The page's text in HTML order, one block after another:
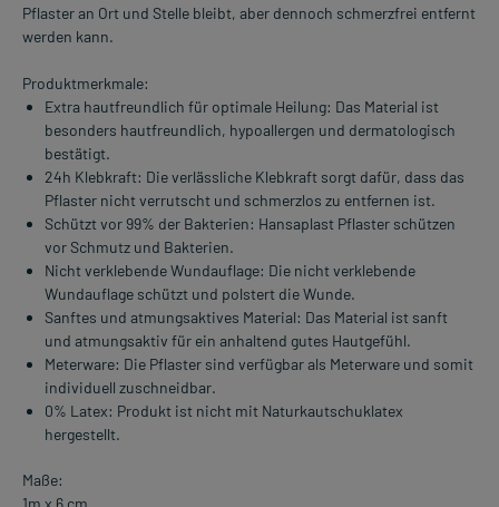
Pflaster an Ort und Stelle bleibt, aber dennoch schmerzfrei entfernt
werden kann.
Produktmerkmale:
Extra hautfreundlich für optimale Heilung: Das Material ist
besonders hautfreundlich, hypoallergen und dermatologisch
bestätigt.
24h Klebkraft: Die verlässliche Klebkraft sorgt dafür, dass das
Pflaster nicht verrutscht und schmerzlos zu entfernen ist.
Schützt vor 99% der Bakterien: Hansaplast Pflaster schützen
vor Schmutz und Bakterien.
Nicht verklebende Wundauflage: Die nicht verklebende
Wundauflage schützt und polstert die Wunde.
Sanftes und atmungsaktives Material: Das Material ist sanft
und atmungsaktiv für ein anhaltend gutes Hautgefühl.
Meterware: Die Pflaster sind verfügbar als Meterware und somit
individuell zuschneidbar.
0% Latex: Produkt ist nicht mit Naturkautschuklatex
hergestellt.
Maße:
1m x 6 cm